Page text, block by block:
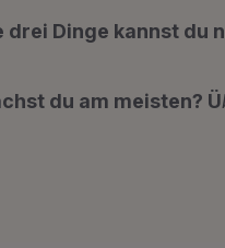
drei Dinge kannst du
du am meisten? Ü